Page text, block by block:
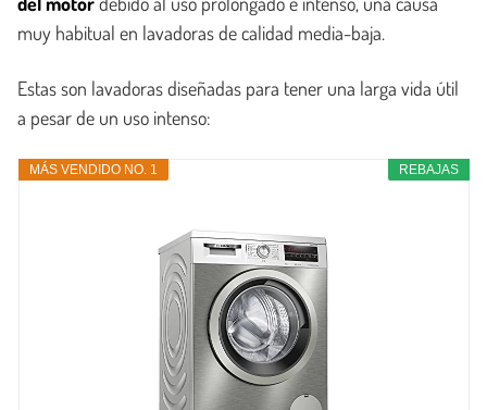
muy habitual en lavadoras de calidad media-baja.
Estas son lavadoras diseñadas para tener una larga vida útil
a pesar de un uso intenso:
REBAJAS
MÁS VENDIDO NO. 1